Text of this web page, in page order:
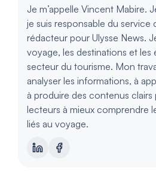
Je m’appelle Vincent Mabire.
je suis responsable du service
rédacteur pour Ulysse News.
voyage, les destinations et les
secteur du tourisme. Mon
analyser les informations, à
à produire des contenus clairs
lecteurs à mieux comprendre
liés au voyage.